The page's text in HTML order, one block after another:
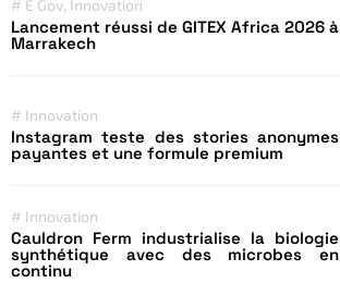
# E Gov, Innovation
Lancement réussi de GITEX Africa 2026 à
Marrakech
# Innovation
Instagram teste des stories anonymes
payantes et une formule premium
# Innovation
Cauldron Ferm industrialise la biologie
synthétique avec des microbes en
continu